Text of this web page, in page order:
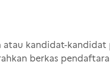
kandidat-
berkas